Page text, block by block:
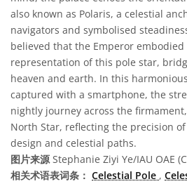
also known as Polaris, a celestial
navigators and symbolised
believed that the Emperor
representation of this pole star,
heaven and earth. In this
captured with a smartphone, the
nightly journey across the
North Star, reflecting the precision
design and celestial paths.
图片来源Stephanie Ziyi Ye/IAU OAE
相关术语表词条： Celestial Pole ,